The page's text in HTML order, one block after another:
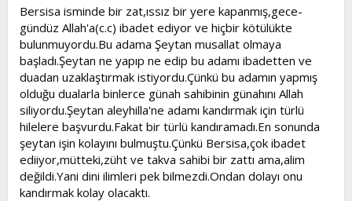
l
a
t
a
n
a
i
h
i
Bersisa isminde bir zat,ıssız bir yere kapanmış,gece-
gündüz Allah'a(c.c) ibadet ediyor ve hiçbir kötülükte
bulunmuyordu.Bu adama Şeytan musallat olmaya
başladı.Şeytan ne yapıp ne edip bu adamı ibadetten ve
duadan uzaklaştırmak istiyordu.Çünkü bu adamın yapmış
olduğu dualarla binlerce günah sahibinin günahını Allah
siliyordu.Şeytan aleyhilla'ne adamı kandırmak için türlü
hilelere başvurdu.Fakat bir türlü kandıramadı.En sonunda
şeytan işin kolayını bulmuştu.Çünkü Bersisa,çok ibadet
ediiyor,mütteki,züht ve takva sahibi bir zattı ama,alim
değildi.Yani dini ilimleri pek bilmezdi.Ondan dolayı onu
kandırmak kolay olacaktı.